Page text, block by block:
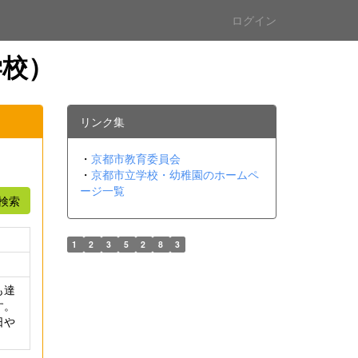
ログイン
）
索
達
や
リンク集
・ 京都市教育委員会
・ 京都市立学校・幼稚園のホームペ
ージ一覧
1 2 3 5 2 8 3